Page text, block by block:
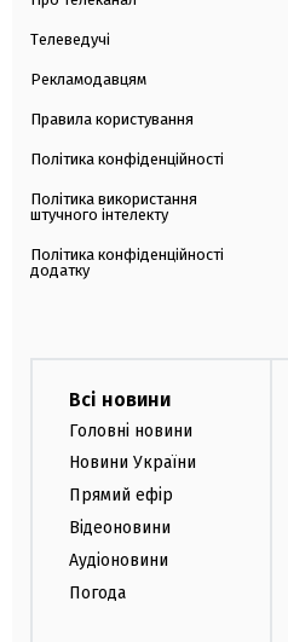
Телеведучі
Рекламодавцям
Правила користування
Політика конфіденційності
Політика використання
штучного інтелекту
Політика конфіденційності
додатку
Всі новини
Головні новини
Новини України
Прямий ефір
Відеоновини
Аудіоновини
Погода